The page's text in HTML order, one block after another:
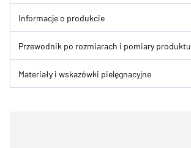
Informacje o produkcie
Przewodnik po rozmiarach i pomiary produktu
Materiały i wskazówki pielęgnacyjne